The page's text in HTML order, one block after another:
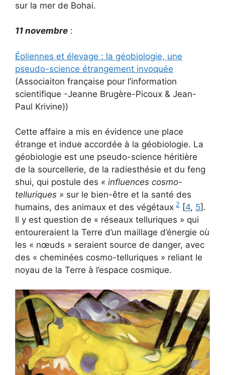
sur la mer de Bohai.
11 novembre :
Éoliennes et élevage : la géobiologie, une
pseudo-science étrangement invoquée
(Associaiton française pour l’information
scientifique -Jeanne Brugère-Picoux & Jean-
Paul Krivine))
Cette affaire a mis en évidence une place
étrange et indue accordée à la géobiologie. La
géobiologie est une pseudo-science héritière
de la sourcellerie, de la radiesthésie et du feng
shui, qui postule des « influences cosmo-
telluriques » sur le bien-être et la santé des
humains, des animaux et des végétaux 2 [4, 5].
Il y est question de « réseaux telluriques » qui
entoureraient la Terre d’un maillage d’énergie où
les « nœuds » seraient source de danger, avec
des « cheminées cosmo-telluriques » reliant le
noyau de la Terre à l’espace cosmique.